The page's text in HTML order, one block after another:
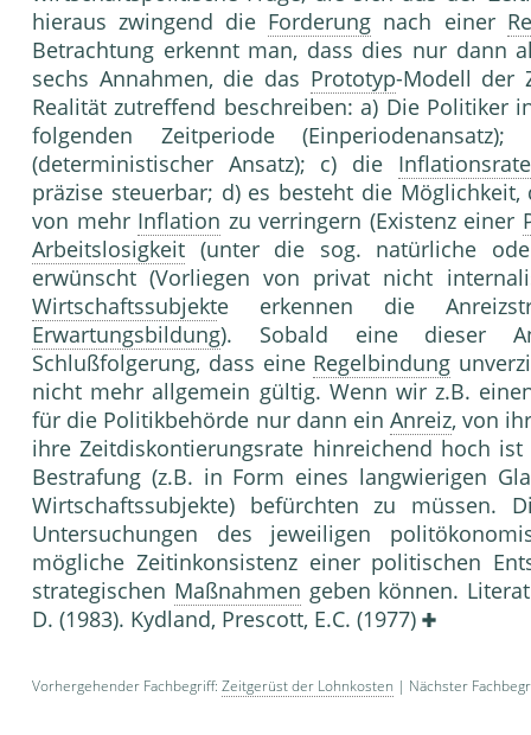
hieraus zwingend die Forderung nach einer
Betrachtung erkennt man, dass dies nur dann
sechs Annahmen, die das Prototyp-Modell der
Realität zutreffend beschreiben: a) Die Politiker
folgenden Zeitperiode
(deterministischer Ansatz); c) die Inflationsrate
präzise steuerbar; d) es besteht die
von mehr Inflation zu verringern (Existenz einer
Arbeitslosigkeit (unter die sog. natürliche
erwünscht (Vorliegen von privat nicht
Wirtschaftssubjekte erkennen die
Erwartungsbildung). Sobald eine dieser
Schlußfolgerung, dass eine Regelbindung
nicht mehr allgemein gültig. Wenn wir z.B.
für die Politikbehörde nur dann einAnreiz, von
ihre Zeitdiskontierungsrate hinreichend hoch
Bestrafung (z.B. in Form eines langwierigen
Wirtschaftssubjekte) befürchten zu müssen.
Untersuchungen des jeweiligen
mögliche Zeitinkonsistenz einer politischen
strategischen Maßnahmen geben können.
D. (1983). Kydland, Prescott, E.C. (1977)
Vorhergehender Fachbegriff: Zeitgerüst der Lohnkosten | Nächster